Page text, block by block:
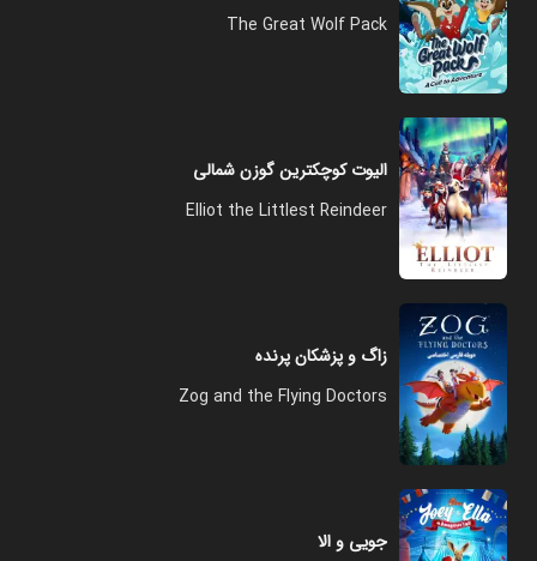
The Great Wolf Pack
الیوت کوچکترین گوزن شمالی
Elliot the Littlest Reindeer
زاگ و پزشکان پرنده
Zog and the Flying Doctors
جویی و الا